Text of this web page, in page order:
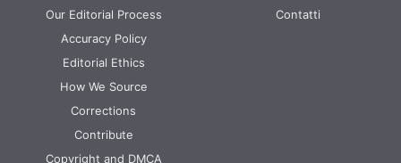
Our Editorial Process
Accuracy Policy
Editorial Ethics
How We Source
Corrections
Contribute
Copyright and DMCA
Contatti